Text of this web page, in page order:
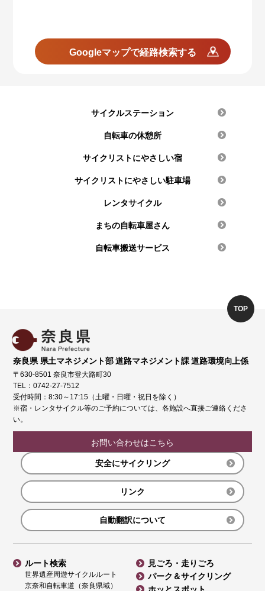
Googleマップで経路検索する
サイクルステーション
自転車の休憩所
サイクリストにやさしい宿
サイクリストにやさしい駐車場
レンタサイクル
まちの自転車屋さん
自転車搬送サービス
奈良県 県土マネジメント部 道路マネジメント課 道路環境向上係
〒630-8501 奈良市登大路町30
TEL：0742-27-7512
受付時間：8:30～17:15（土曜・日曜・祝日を除く）
※宿・レンタサイクル等のご予約については、各施設へ直接ご連絡くださ
い。
お問い合わせはこちら
安全にサイクリング
リンク
自動翻訳について
ルート検索
世界遺産周遊サイクルルート
京奈和自転車道（奈良県域）
見ごろ・走りごろ
パーク＆サイクリング
TOP